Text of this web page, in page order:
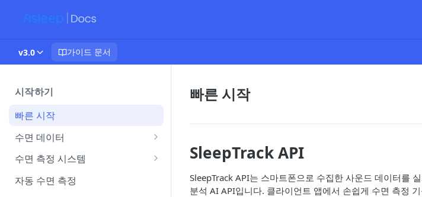
v3.0 가이드 문서
시작하기
빠른 시작
수면 데이터
플랜별 제공 데이터
수면 측정 시스템
수면 측정 환경 가이드
자동 수면 측정
빠른 시작
SleepTrack API
SleepTrack API는 스마트폰으로 수집한 사운드 데이터를
분석 AI API입니다. 클라이언트 앱에서 손쉽게 수면 측정